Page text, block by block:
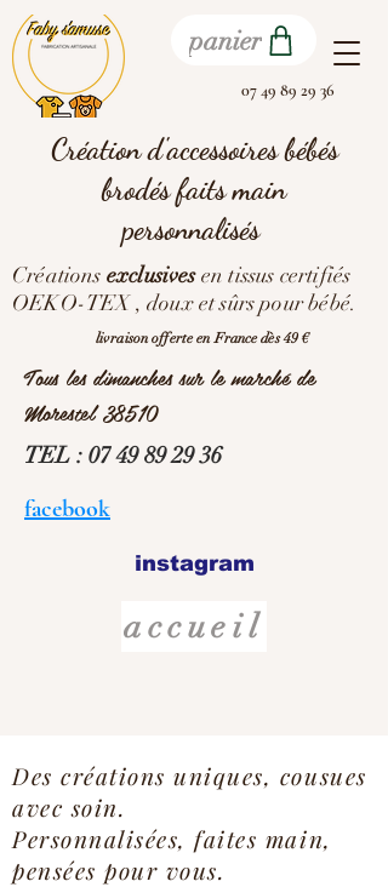
panier
livraison offerte en France dès 49 €
07 49 89 29 36
Tous les dimanches sur le marché de
Morestel 38510
facebook
TEL : 07 49 89 29 36
Création d'accessoires bébés
brodés faits main
personnalisés
instagram
Créations exclusivesen tissus certifiés
OEKO-TEX , doux et sûrs pour bébé.
accueil
Des créations uniques, cousues
avec soin.
Personnalisées, faites main,
pensées pour vous.